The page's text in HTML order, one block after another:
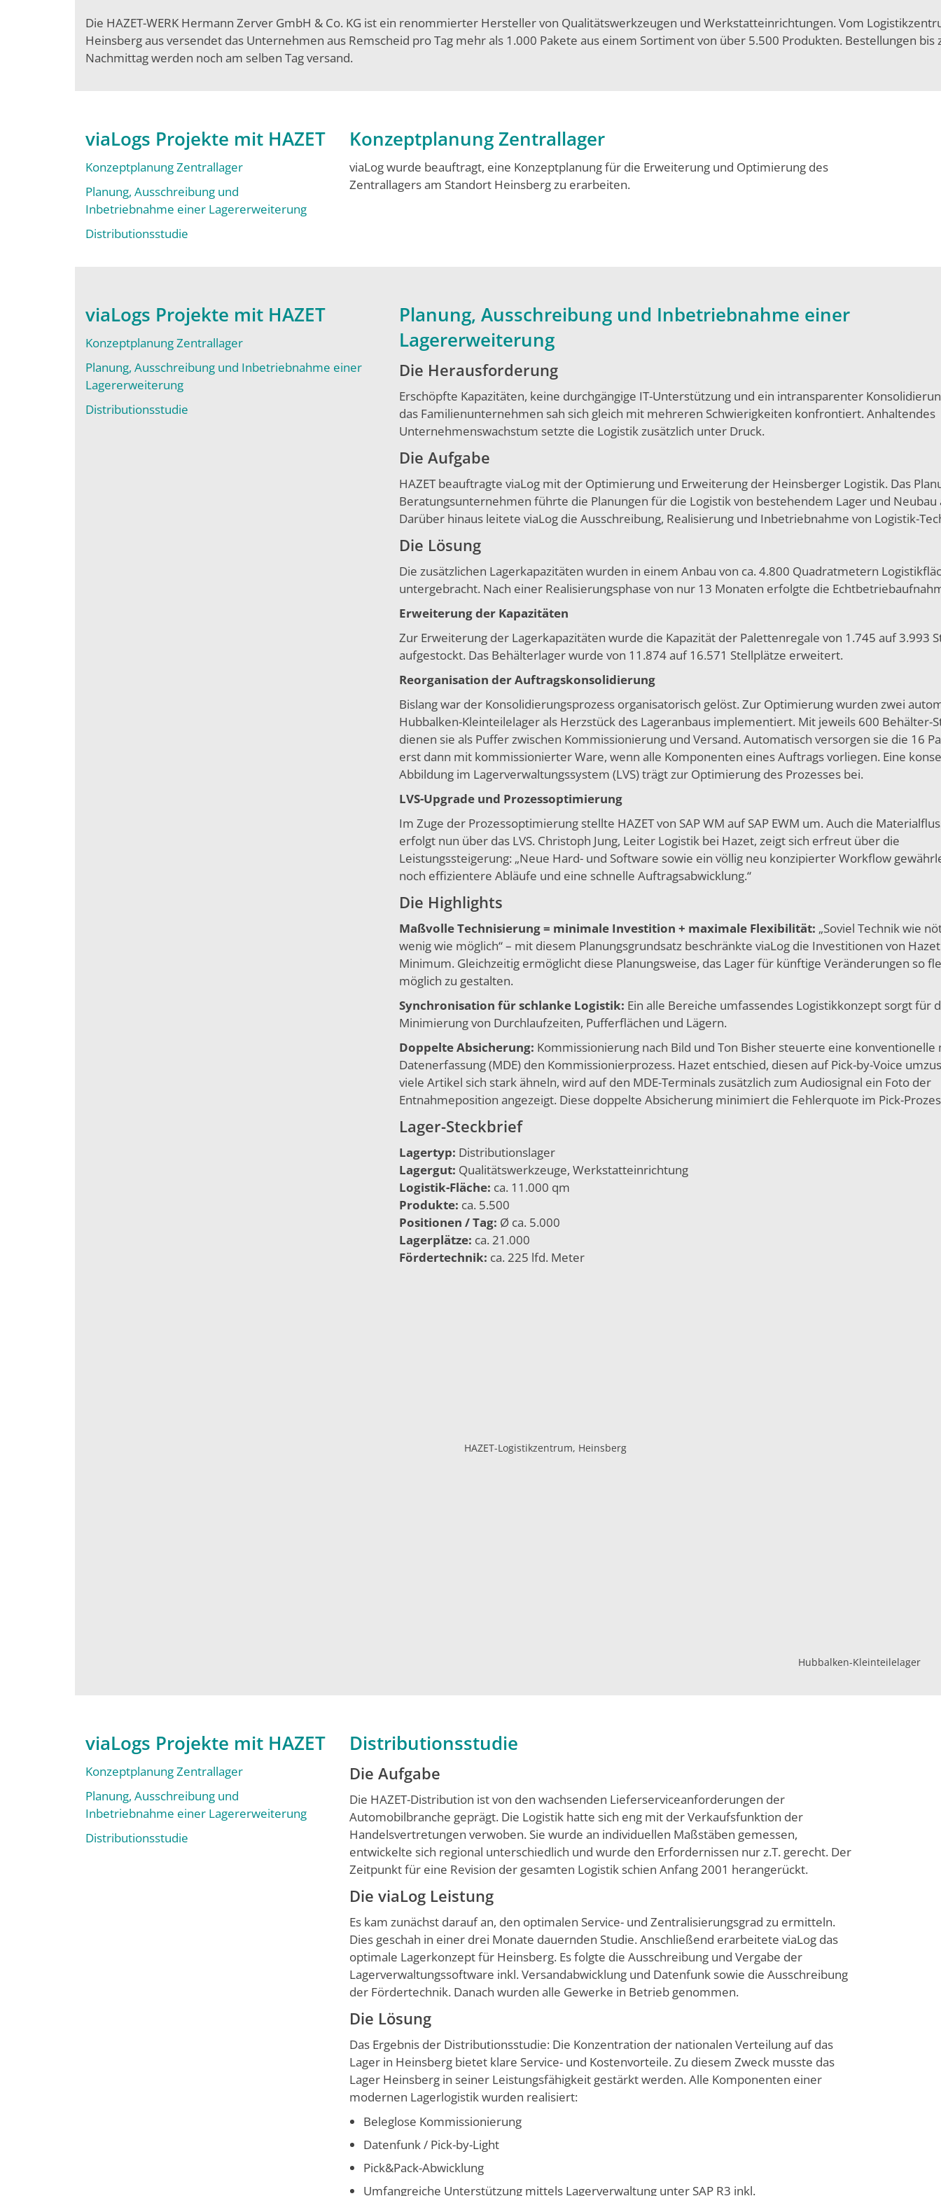
Die HAZET-WERK Hermann Zerver GmbH & Co. KG ist ein renommierter Hersteller von Qualitätswerkzeugen und Werkstatteinrichtungen. Vom
Heinsberg aus versendet das Unternehmen aus Remscheid pro Tag mehr als 1.000 Pakete aus einem Sortiment von über 5.500 Produkten. Bestellungen bis
Nachmittag werden noch am selben Tag versand.
viaLogs Projekte mit HAZET
Konzeptplanung Zentrallager
Planung, Ausschreibung und
Inbetriebnahme einer Lagererweiterung
Distributionsstudie
Konzeptplanung Zentrallager
viaLog wurde beauftragt, eine Konzeptplanung für die Erweiterung und Optimierung des
Zentrallagers am Standort Heinsberg zu erarbeiten.
viaLogs Projekte mit HAZET
Konzeptplanung Zentrallager
Planung, Ausschreibung und Inbetriebnahme einer
Lagererweiterung
Distributionsstudie
Planung, Ausschreibung und Inbetriebnahme einer
Lagererweiterung
Die Herausforderung
Erschöpfte Kapazitäten, keine durchgängige IT-Unterstützung und ein intransparenter
das Familienunternehmen sah sich gleich mit mehreren Schwierigkeiten konfrontiert. Anhaltendes
Unternehmenswachstum setzte die Logistik zusätzlich unter Druck.
Die Aufgabe
HAZET beauftragte viaLog mit der Optimierung und Erweiterung der Heinsberger Logistik. Das
Beratungsunternehmen führte die Planungen für die Logistik von bestehendem Lager und Neubau
Darüber hinaus leitete viaLog die Ausschreibung, Realisierung und Inbetriebnahme von Logistik-
Die Lösung
Die zusätzlichen Lagerkapazitäten wurden in einem Anbau von ca. 4.800 Quadratmetern
untergebracht. Nach einer Realisierungsphase von nur 13 Monaten erfolgte die
Erweiterung der Kapazitäten
Zur Erweiterung der Lagerkapazitäten wurde die Kapazität der Palettenregale von 1.745 auf 3.993
aufgestockt. Das Behälterlager wurde von 11.874 auf 16.571 Stellplätze erweitert.
Reorganisation der Auftragskonsolidierung
Bislang war der Konsolidierungsprozess organisatorisch gelöst. Zur Optimierung wurden zwei
Hubbalken-Kleinteilelager als Herzstück des Lageranbaus implementiert. Mit jeweils 600 Behälter-
dienen sie als Puffer zwischen Kommissionierung und Versand. Automatisch versorgen sie die 16
erst dann mit kommissionierter Ware, wenn alle Komponenten eines Auftrags vorliegen. Eine
Abbildung im Lagerverwaltungssystem (LVS) trägt zur Optimierung des Prozesses bei.
LVS-Upgrade und Prozessoptimierung
Im Zuge der Prozessoptimierung stellte HAZET von SAP WM auf SAP EWM um. Auch die
erfolgt nun über das LVS. Christoph Jung, Leiter Logistik bei Hazet, zeigt sich erfreut über die
Leistungssteigerung: „Neue Hard- und Software sowie ein völlig neu konzipierter Workflow
noch effizientere Abläufe und eine schnelle Auftragsabwicklung.“
Die Highlights
Maßvolle Technisierung = minimale Investition + maximale Flexibilität: „Soviel Technik wie
wenig wie möglich“ – mit diesem Planungsgrundsatz beschränkte viaLog die Investitionen von
Minimum. Gleichzeitig ermöglicht diese Planungsweise, das Lager für künftige Veränderungen so
möglich zu gestalten.
Synchronisation für schlanke Logistik: Ein alle Bereiche umfassendes Logistikkonzept sorgt für
Minimierung von Durchlaufzeiten, Pufferflächen und Lägern.
Doppelte Absicherung: Kommissionierung nach Bild und Ton Bisher steuerte eine konventionelle
Datenerfassung (MDE) den Kommissionierprozess. Hazet entschied, diesen auf Pick-by-Voice
viele Artikel sich stark ähneln, wird auf den MDE-Terminals zusätzlich zum Audiosignal ein Foto der
Entnahmeposition angezeigt. Diese doppelte Absicherung minimiert die Fehlerquote im Pick-
Lager-Steckbrief
Lagertyp: Distributionslager
Lagergut: Qualitätswerkzeuge, Werkstatteinrichtung
Logistik-Fläche: ca. 11.000 qm
Produkte: ca. 5.500
Positionen / Tag: Ø ca. 5.000
Lagerplätze: ca. 21.000
Fördertechnik: ca. 225 lfd. Meter
HAZET-Logistikzentrum, Heinsberg
Hubbalken-Kleinteilelager
viaLogs Projekte mit HAZET
Konzeptplanung Zentrallager
Planung, Ausschreibung und
Inbetriebnahme einer Lagererweiterung
Distributionsstudie
Distributionsstudie
Die Aufgabe
Die HAZET-Distribution ist von den wachsenden Lieferserviceanforderungen der
Automobilbranche geprägt. Die Logistik hatte sich eng mit der Verkaufsfunktion der
Handelsvertretungen verwoben. Sie wurde an individuellen Maßstäben gemessen,
entwickelte sich regional unterschiedlich und wurde den Erfordernissen nur z.T. gerecht. Der
Zeitpunkt für eine Revision der gesamten Logistik schien Anfang 2001 herangerückt.
Die viaLog Leistung
Es kam zunächst darauf an, den optimalen Service- und Zentralisierungsgrad zu ermitteln.
Dies geschah in einer drei Monate dauernden Studie. Anschließend erarbeitete viaLog das
optimale Lagerkonzept für Heinsberg. Es folgte die Ausschreibung und Vergabe der
Lagerverwaltungssoftware inkl. Versandabwicklung und Datenfunk sowie die Ausschreibung
der Fördertechnik. Danach wurden alle Gewerke in Betrieb genommen.
Die Lösung
Das Ergebnis der Distributionsstudie: Die Konzentration der nationalen Verteilung auf das
Lager in Heinsberg bietet klare Service- und Kostenvorteile. Zu diesem Zweck musste das
Lager Heinsberg in seiner Leistungsfähigkeit gestärkt werden. Alle Komponenten einer
modernen Lagerlogistik wurden realisiert:
Beleglose Kommissionierung
Datenfunk / Pick-by-Light
Pick&Pack-Abwicklung
Umfangreiche Unterstützung mittels Lagerverwaltung unter SAP R3 inkl.